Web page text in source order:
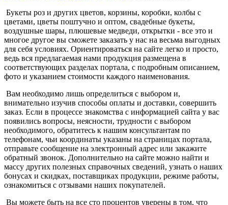
Букеты роз и других цветов, корзины, коробки, колбы с
цветами, цветы поштучно и оптом, свадебные букеты,
воздушные шары, плюшевые медведи, открытки - все это и
многое другое вы сможете заказать у нас на весьма выгодных
для себя условиях. Ориентироваться на сайте легко и просто,
ведь вся предлагаемая нами продукция размещена в
соответствующих разделах портала, с подробным описанием,
фото и указанием стоимости каждого наименования.
Вам необходимо лишь определиться с выбором и,
внимательно изучив способы оплаты и доставки, совершить
заказ. Если в процессе знакомства с информацией сайта у вас
появились вопросы, неясности, трудности с выбором
необходимого, обратитесь к нашим консультантам по
телефонам, чьи координаты указаны на страницах портала,
отправьте сообщение на электронный адрес или закажите
обратный звонок. Дополнительно на сайте можно найти и
массу других полезных справочных сведений, узнать о наших
бонусах и скидках, поставщиках продукции, режиме работы,
ознакомиться с отзывами наших покупателей.
Вы можете быть на все сто процентов уверены в том, что